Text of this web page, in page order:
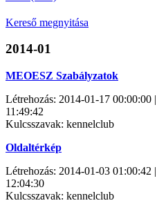
Kereső megnyitása
2014-01
MEOESZ Szabályzatok
Létrehozás: 2014-01-17 00:00:00
11:49:42
Kulcsszavak: kennelclub
Oldaltérkép
Létrehozás: 2014-01-03 01:00:42
12:04:30
Kulcsszavak: kennelclub